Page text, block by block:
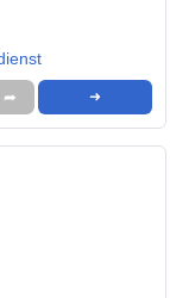
➦ ➜